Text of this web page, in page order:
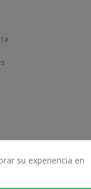
su experiencia en